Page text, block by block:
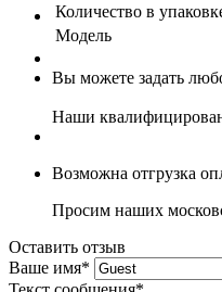
Количество в
Модель
Вы можете задать
Наши
Возможна отгрузка
Просим наших
Оставить отзыв
Ваше имя*